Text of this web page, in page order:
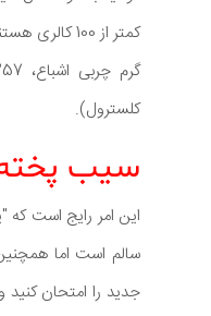
کلسترول).
سیب
این امر رایج است
سالم است اما
جدید را امتحان